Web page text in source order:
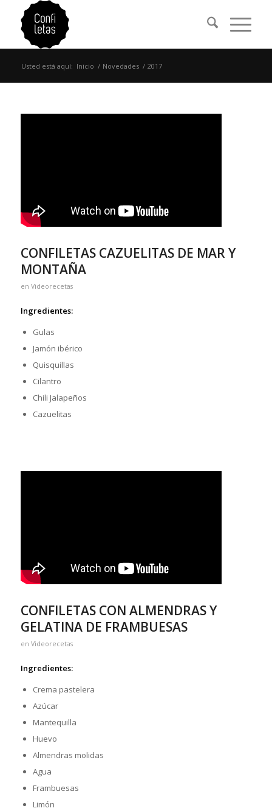
Usted está aquí: Inicio / Novedades / 2017
CONFILETAS CAZUELITAS DE MAR Y
MONTAÑA
en Videorecetas
Ingredientes:
Gulas
Jamón ibérico
Quisquillas
Cilantro
Chili Jalapeños
Cazuelitas
CONFILETAS CON ALMENDRAS Y
GELATINA DE FRAMBUESAS
en Videorecetas
Ingredientes:
Crema pastelera
Azúcar
Mantequilla
Huevo
Almendras molidas
Agua
Frambuesas
Limón